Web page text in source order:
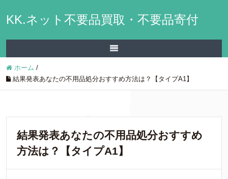
KK.ネット不要品買取・不要品寄付
ホーム /
結果発表あなたの不用品処分おすすめ方法は？【タイプA1】
結果発表あなたの不用品処分おすすめ
方法は？【タイプA1】